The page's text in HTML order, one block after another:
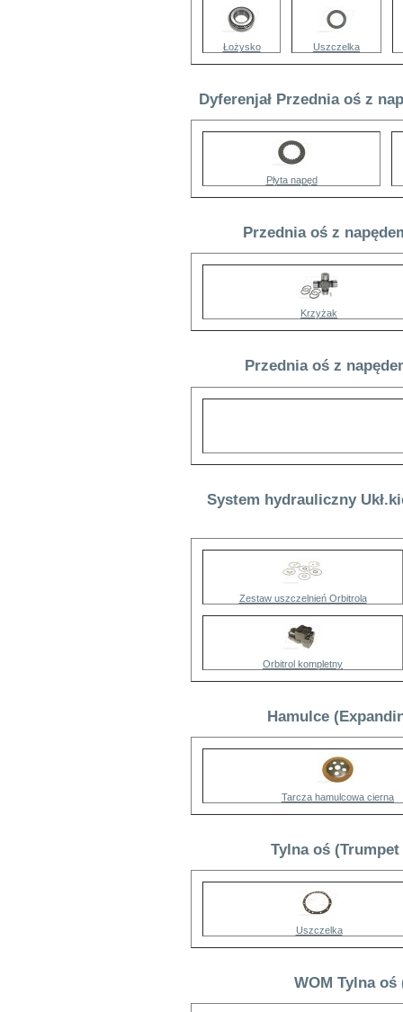
Łożysko Uszczelka
Dyferenjał Przednia oś z
Płyta napęd
Przednia oś z
Krzyżak
Przednia oś z
System hydrauliczny
Zestaw uszczelnień Orbitrola
Orbitrol kompletny
Hamulce
Tarcza hamulcowa cierna
Tylna oś
Uszczelka
WOM Tylna oś